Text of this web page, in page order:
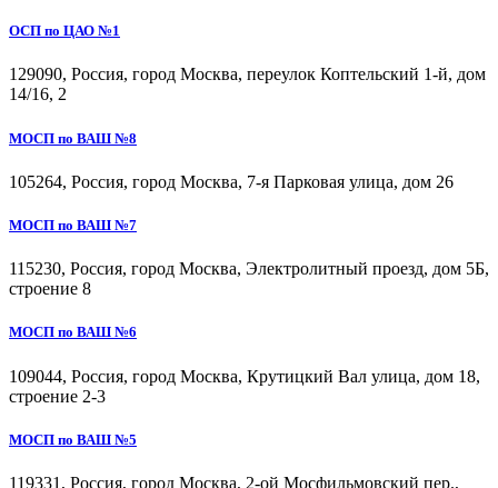
ОСП по ЦАО №1
129090, Россия, город Москва, переулок Коптельский 1-й, дом
14/16, 2
МОСП по ВАШ №8
105264, Россия, город Москва, 7-я Парковая улица, дом 26
МОСП по ВАШ №7
115230, Россия, город Москва, Электролитный проезд, дом 5Б,
строение 8
МОСП по ВАШ №6
109044, Россия, город Москва, Крутицкий Вал улица, дом 18,
строение 2-3
МОСП по ВАШ №5
119331, Россия, город Москва, 2-ой Мосфильмовский пер.,